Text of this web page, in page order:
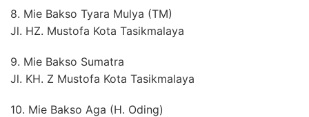
8. Mie Bakso Tyara Mulya (TM)
Jl. HZ. Mustofa Kota Tasikmalaya
9. Mie Bakso Sumatra
Jl. KH. Z Mustofa Kota Tasikmalaya
10. Mie Bakso Aga (H. Oding)